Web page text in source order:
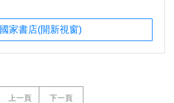
國家書店(開新視窗)
上一頁 下一頁